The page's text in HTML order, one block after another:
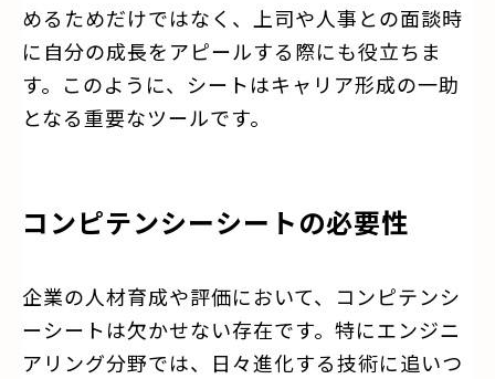
めるためだけではなく、上司や人事との面談時
に自分の成長をアピールする際にも役立ちま
す。このように、シートはキャリア形成の一助
となる重要なツールです。
コンピテンシーシートの必要性
企業の人材育成や評価において、コンピテンシ
ーシートは欠かせない存在です。特にエンジニ
アリング分野では、日々進化する技術に追いつ